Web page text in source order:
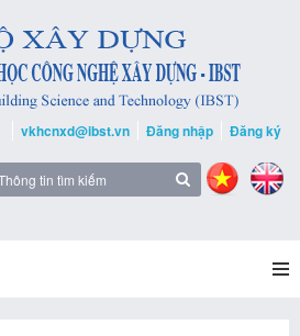
vkhcnxd@ibst.vn Đăng nhập Đăng ký